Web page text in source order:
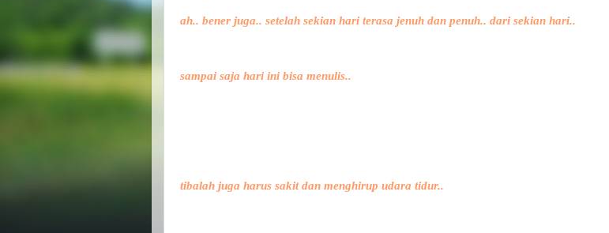
ah.. bener juga.. setelah sekian hari terasa jenuh dan penuh.. dari sekian hari..
sampai saja hari ini bisa menulis..
tibalah juga harus sakit dan menghirup udara tidur..